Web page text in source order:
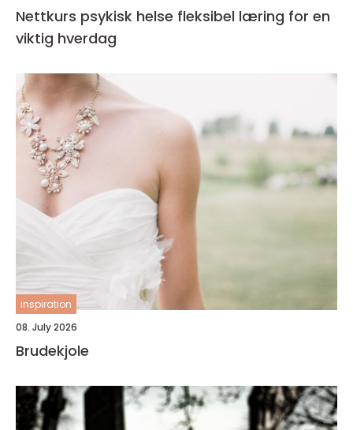
Nettkurs psykisk helse fleksibel læring for en
viktig hverdag
inspiration
08. July 2026
Brudekjole